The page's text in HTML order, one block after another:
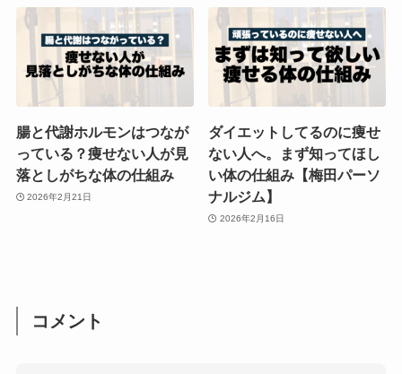
腸と代謝ホルモンはつなが
っている？痩せない人が見
落としがちな体の仕組み
2026年2月21日
ダイエットしてるのに痩せ
ない人へ。まず知ってほし
い体の仕組み【梅田パーソ
ナルジム】
2026年2月16日
コメント